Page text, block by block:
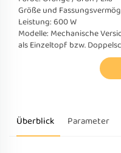
Größe und
Leistung: 600 W
Modelle: Mechanische
als Einzeltopf bzw.
Überblick Parameter